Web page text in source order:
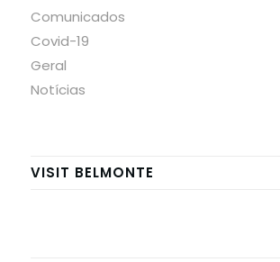
Comunicados
Covid-19
Geral
Notícias
VISIT BELMONTE